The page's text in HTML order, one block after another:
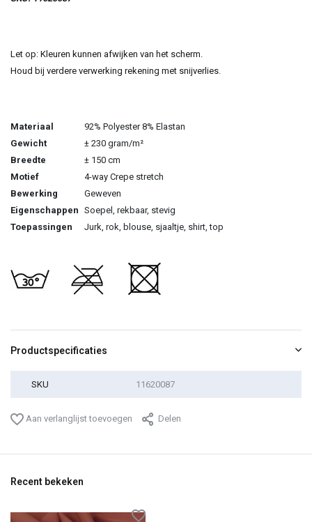
Let op: Kleuren kunnen afwijken van het scherm.
Houd bij verdere verwerking rekening met snijverlies.
Materiaal
92% Polyester 8% Elastan
Gewicht
± 230 gram/m²
Breedte
± 150 cm
Motief
4-way Crepe stretch
Bewerking
Geweven
Eigenschappen Soepel, rekbaar, stevig
Toepassingen
Jurk, rok, blouse, sjaaltje, shirt, top
Productspecificaties
SKU 11620087
Aan verlanglijst toevoegen Delen
Recent bekeken